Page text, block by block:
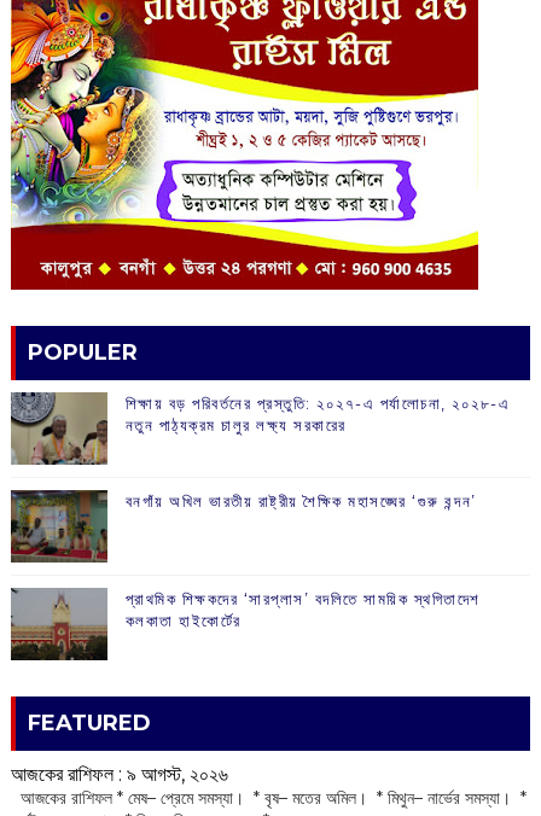
POPULER
শিক্ষায় বড় পরিবর্তনের প্রস্তুতি: ২০২৭-এ পর্যালোচনা, ২০২৮-এ
নতুন পাঠ্যক্রম চালুর লক্ষ্য সরকারের
বনগাঁয় অখিল ভারতীয় রাষ্ট্রীয় শৈক্ষিক মহাসঙ্ঘের ‘গুরু বন্দন’
প্রাথমিক শিক্ষকদের ‘সারপ্লাস’ বদলিতে সাময়িক স্থগিতাদেশ
কলকাতা হাইকোর্টের
FEATURED
আজকের রাশিফল :‌ ‌‌৯ আগস্ট, ২০২৬
‌ আজকের রাশিফল * মেষ– প্রেমে সমস্যা। * বৃষ– মতের অমিল। * মিথুন– নার্ভের সমস্যা। *